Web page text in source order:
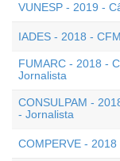
VUNESP - 2019 -
IADES - 2018 -
FUMARC - 2018 -
Jornalista
CONSULPAM -
- Jornalista
COMPERVE -